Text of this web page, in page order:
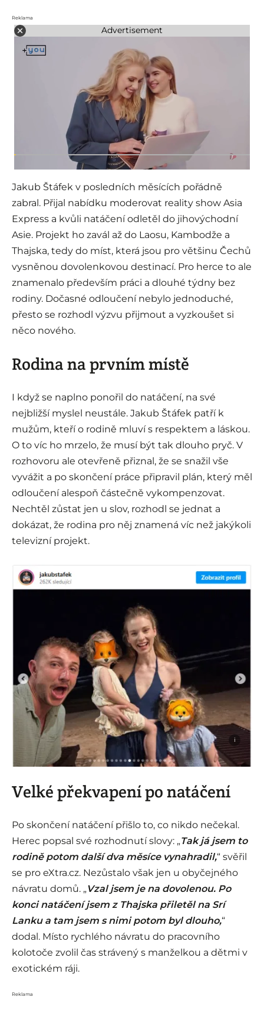
Reklama
Advertisement
Jakub Štáfek v posledních měsících pořádně
zabral. Přijal nabídku moderovat reality show Asia
Express a kvůli natáčení odletěl do jihovýchodní
Asie. Projekt ho zavál až do Laosu, Kambodže a
Thajska, tedy do míst, která jsou pro většinu Čechů
vysněnou dovolenkovou destinací. Pro herce to ale
znamenalo především práci a dlouhé týdny bez
rodiny. Dočasné odloučení nebylo jednoduché,
přesto se rozhodl výzvu přijmout a vyzkoušet si
něco nového.
Rodina na prvním místě
I když se naplno ponořil do natáčení, na své
nejbližší myslel neustále. Jakub Štáfek patří k
mužům, kteří o rodině mluví s respektem a láskou.
O to víc ho mrzelo, že musí být tak dlouho pryč. V
rozhovoru ale otevřeně přiznal, že se snažil vše
vyvážit a po skončení práce připravil plán, který měl
odloučení alespoň částečně vykompenzovat.
Nechtěl zůstat jen u slov, rozhodl se jednat a
dokázat, že rodina pro něj znamená víc než jakýkoli
televizní projekt.
i
Velké překvapení po natáčení
Po skončení natáčení přišlo to, co nikdo nečekal.
Herec popsal své rozhodnutí slovy: „Tak já jsem to
rodině potom další dva měsíce vynahradil,“ svěřil
se pro eXtra.cz. Nezůstalo však jen u obyčejného
návratu domů. „Vzal jsem je na dovolenou. Po
konci natáčení jsem z Thajska přiletěl na Srí
Lanku a tam jsem s nimi potom byl dlouho,“
dodal. Místo rychlého návratu do pracovního
kolotoče zvolil čas strávený s manželkou a dětmi v
exotickém ráji.
Reklama